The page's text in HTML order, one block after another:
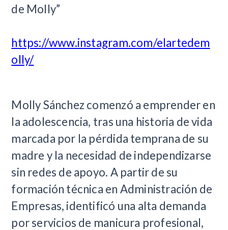
de Molly”
https://www.instagram.com/elartedem
olly/
Molly Sánchez comenzó a emprender en
la adolescencia, tras una historia de vida
marcada por la pérdida temprana de su
madre y la necesidad de independizarse
sin redes de apoyo. A partir de su
formación técnica en Administración de
Empresas, identificó una alta demanda
por servicios de manicura profesional,